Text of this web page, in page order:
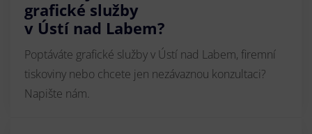
grafické služby
v Ústí nad Labem?
Poptáváte grafické služby v Ústí nad Labem, firemní
tiskoviny nebo chcete jen nezávaznou konzultaci?
Napište nám.